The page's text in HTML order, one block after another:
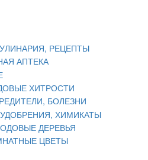
РЕЦЕПТЫ
АПТЕКА
ХИТРОСТИ
БОЛЕЗНИ
УДОБРЕНИЯ, ХИМИКАТЫ
ДЕРЕВЬЯ
ЦВЕТЫ